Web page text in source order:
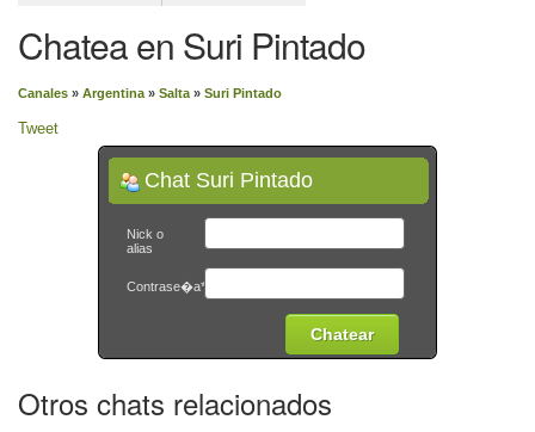
Chatea en Suri Pintado
Canales » Argentina » Salta » Suri Pintado
Tweet
Chat Suri Pintado
Nick o
alias
Contrase�a*
Otros chats relacionados